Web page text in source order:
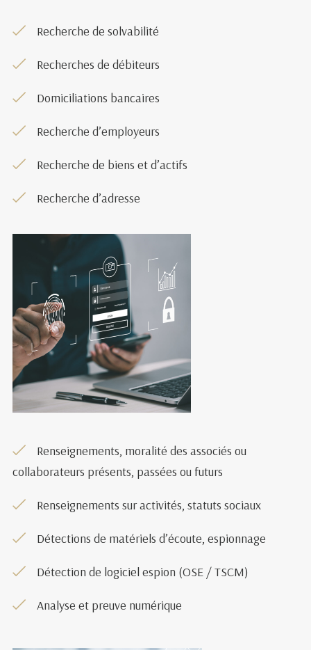
Recherche de solvabilité
Recherches de débiteurs
Domiciliations bancaires
Recherche d’employeurs
Recherche de biens et d’actifs
Recherche d’adresse
Renseignements, moralité des associés ou
collaborateurs présents, passées ou futurs
Renseignements sur activités, statuts sociaux
Détections de matériels d’écoute, espionnage
Détection de logiciel espion (OSE / TSCM)
Analyse et preuve numérique